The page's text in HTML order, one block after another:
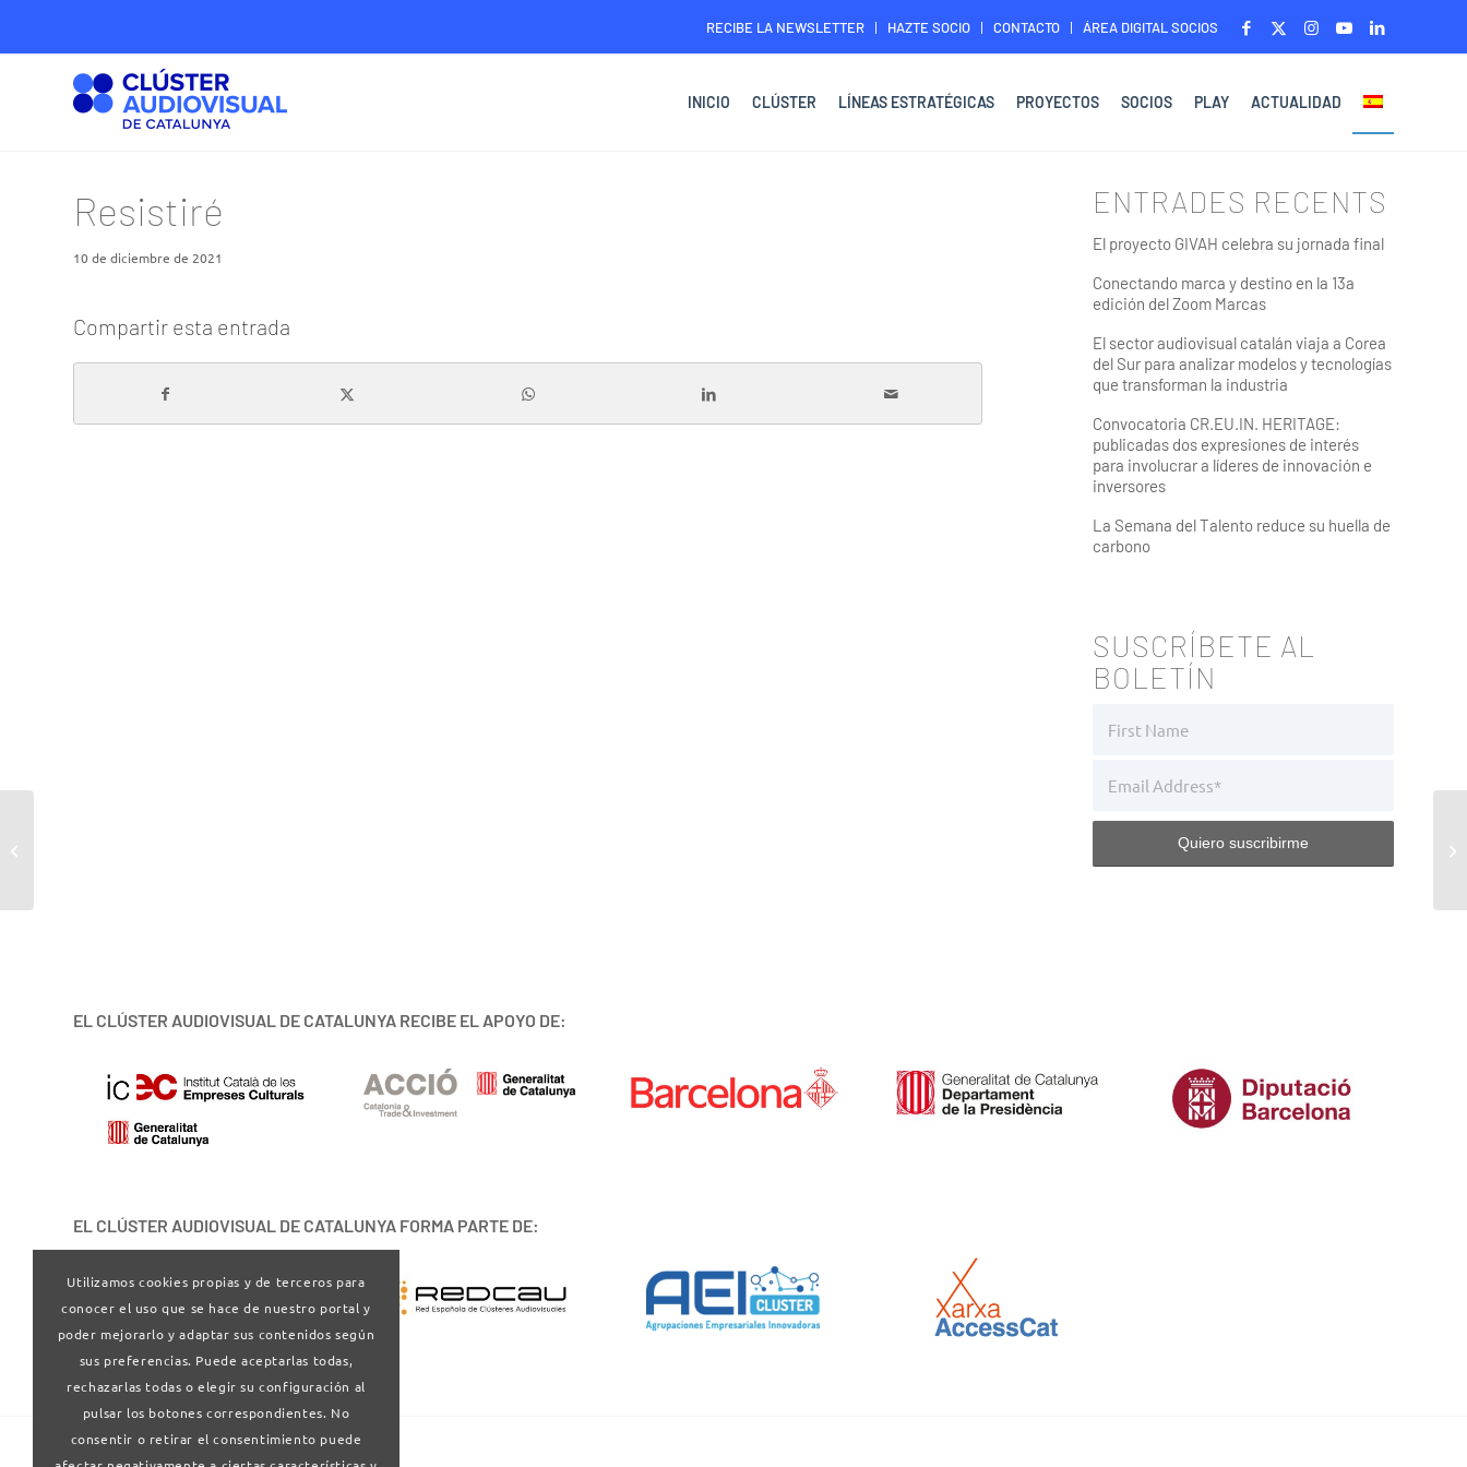
RECIBE LA NEWSLETTER HAZTE SOCIO CONTACTO ÁREA DIGITAL SOCIOS
INICIO CLÚSTER LÍNEAS ESTRATÉGICAS PROYECTOS SOCIOS PLAY ACTUALIDAD
Resistiré
10 de diciembre de 2021
Compartir esta entrada
ENTRADES RECENTS
El proyecto GIVAH celebra su jornada final
Conectando marca y destino en la 13a
edición del Zoom Marcas
El sector audiovisual catalán viaja a Corea
del Sur para analizar modelos y tecnologías
que transforman la industria
Convocatoria CR.EU.IN. HERITAGE:
publicadas dos expresiones de interés
para involucrar a líderes de innovación e
inversores
La Semana del Talento reduce su huella de
carbono
SUSCRÍBETE AL
BOLETÍN
EL CLÚSTER AUDIOVISUAL DE CATALUNYA RECIBE EL APOYO DE:
EL CLÚSTER AUDIOVISUAL DE CATALUNYA FORMA PARTE DE:
Utilizamos cookies propias y de terceros para
conocer el uso que se hace de nuestro portal y
poder mejorarlo y adaptar sus contenidos según
sus preferencias. Puede aceptarlas todas,
rechazarlas todas o elegir su configuración al
pulsar los botones correspondientes. No
consentir o retirar el consentimiento puede